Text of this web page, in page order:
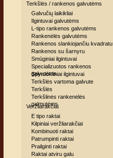
Terkšlės / rankenos galvutėms
Galvučių laikikliai
Ilgintuvai galvutėms
L-tipo rankenos galvutėms
Rankenėlės galvutėms
Rankenos slankiojančiu kvadratu
Rankenos su šarnyru
Smūginiai ilgintuvai
Specializuotos rankenos
galvutėms
Spyruokliniai ilgintuvai
Terkšlės vartoma galvute
Terkšlės
Terkšlinės rankenėlės
galmutėms
Veržliarakčiai
E tipo raktai
Kilpiniai veržliarakčiai
Kombinuoti raktai
Patrumpinti raktai
Prailginti raktai
Raktai atviru galu